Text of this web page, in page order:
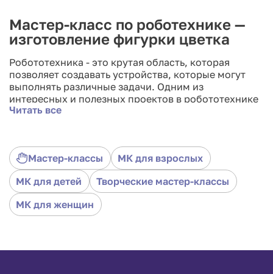
Мастер-класс по роботехнике —
изготовление фигурки цветка
Робототехника - это крутая область, которая
позволяет создавать устройства, которые могут
выполнять различные задачи. Одним из
интересных и полезных проектов в робототехнике
является создание привычных предметов обихода.
процессу создания такого устройства и узнаете
какие материалы и инструменты необходимы для
этого. Под руководством опытного мастера, вы
своими руками создадите домашний фонарик,
который заберете с собой.
Читать все
Мастер-классы
МК для взрослых
МК для детей
Творческие мастер-классы
МК для женщин